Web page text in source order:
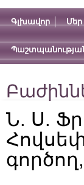
Գլխավոր
Ն. Ս.